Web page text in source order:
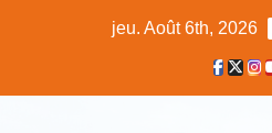
jeu. Août 6th, 2026